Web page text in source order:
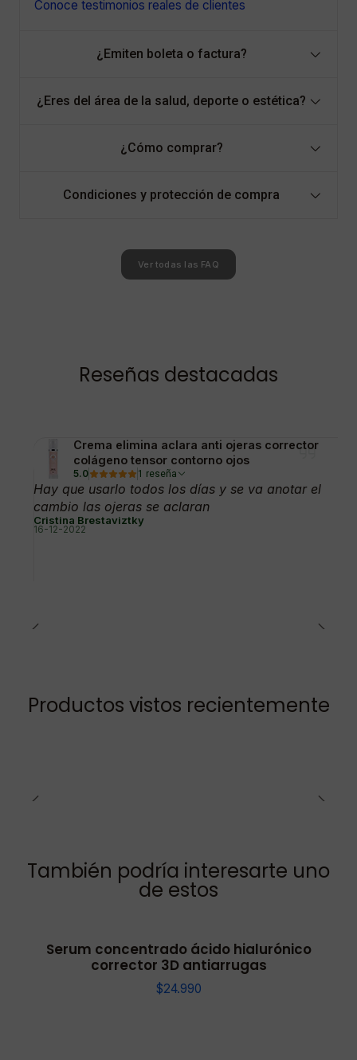
Conoce testimonios reales de clientes
¿Emiten boleta o factura?
¿Eres del área de la salud, deporte o estética?
¿Cómo comprar?
Condiciones y protección de compra
Ver todas las FAQ
Reseñas destacadas
Crema elimina aclara anti ojeras corrector
colágeno tensor contorno ojos
5.0 1 reseña
Hay que usarlo todos los días y se va anotar el
cambio las ojeras se aclaran
Cristina Brestaviztky
16-12-2022
Productos vistos recientemente
También podría interesarte uno
de estos
Serum concentrado ácido hialurónico
corrector 3D antiarrugas
$24.990